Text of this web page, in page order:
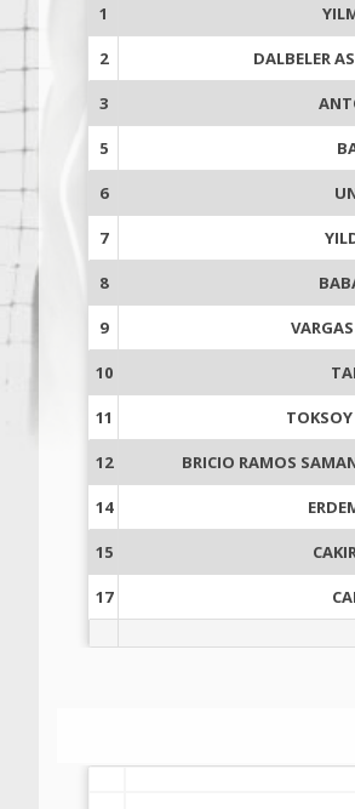
1
2 DALBELER
3
5
6
7
8
9
10
11
12 BRICIO RAMOS
14
15
17